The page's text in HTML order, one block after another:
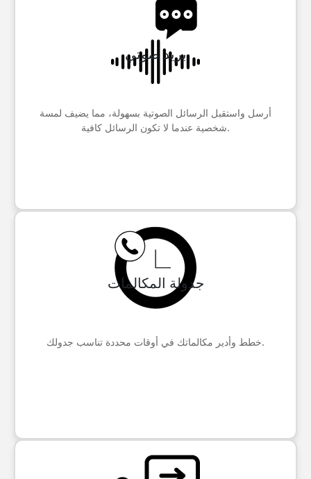
بريد صوتي
أرسل واستقبل الرسائل الصوتية بسهولة، مما يضيف لمسة
شخصية عندما لا تكون الرسائل كافية.
جدولة المكالمات
خطط وأدير مكالماتك في أوقات محددة تناسب جدولك.